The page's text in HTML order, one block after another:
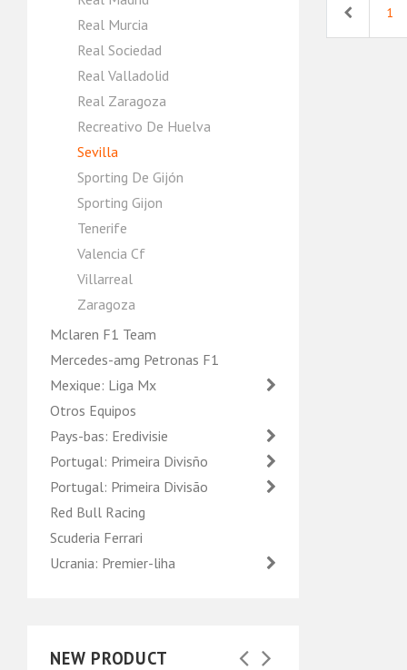
Real Murcia
Real Sociedad
Real Valladolid
Real Zaragoza
Recreativo De Huelva
Sevilla
Sporting De Gijón
Sporting Gijon
Tenerife
Valencia Cf
Villarreal
Zaragoza
Mclaren F1 Team
Mercedes-amg Petronas F1
Mexique: Liga Mx
Otros Equipos
Pays-bas: Eredivisie
Portugal: Primeira Divisño
Portugal: Primeira Divisão
Red Bull Racing
Scuderia Ferrari
Ucrania: Premier-liha
NEW PRODUCT
Previous1